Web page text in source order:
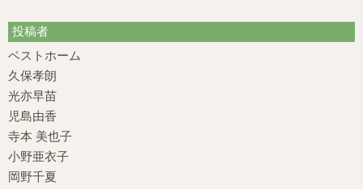
投稿者
ベストホーム
久保孝朗
光亦早苗
児島由香
寺本 美也子
小野亜衣子
岡野千夏